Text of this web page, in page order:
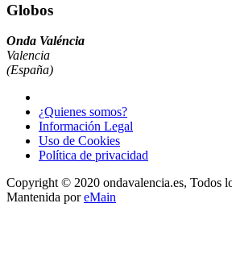
Globos
Onda Valéncia
Valencia
(España)
¿Quienes somos?
Información Legal
Uso de Cookies
Política de privacidad
Copyright © 2020 ondavalencia.es, Todos
Mantenida poreMain